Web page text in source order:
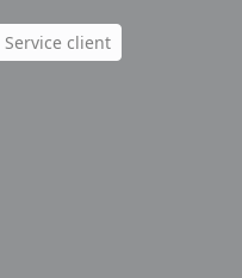
Service client